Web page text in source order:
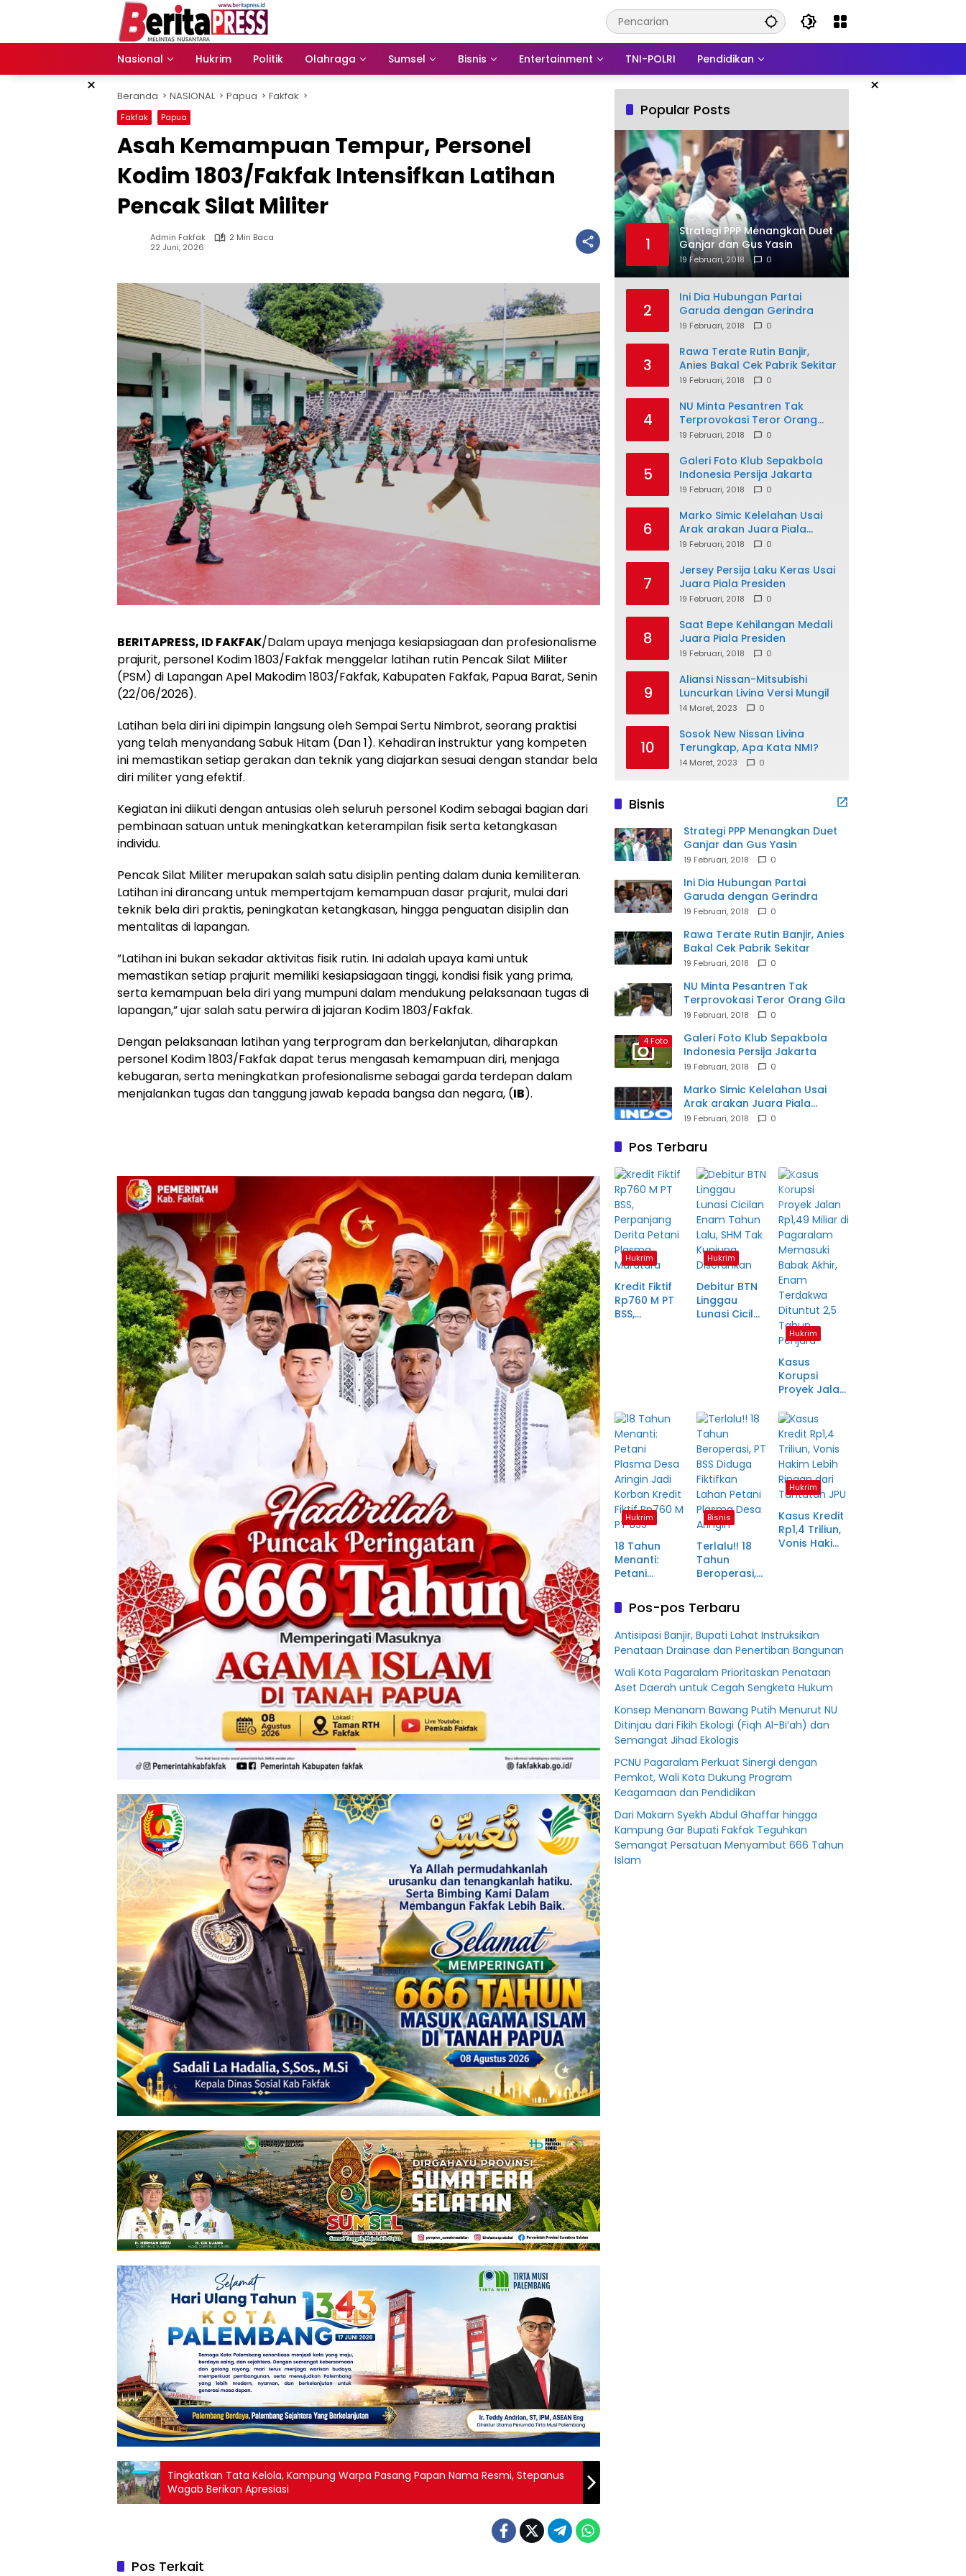
Nasional
Hukrim Politik Olahraga Sumsel Bisnis Entertainment TNI-POLRI Pendidikan
× ×
Beranda NASIONAL Papua Fakfak
Fakfak Papua
Asah Kemampuan Tempur, Personel
Kodim 1803/Fakfak Intensifkan Latihan
Pencak Silat Militer
Admin Fakfak
2 Min Baca
22 Juni, 2026
BERITAPRESS, ID FAKFAK/Dalam upaya menjaga kesiapsiagaan dan profesionalisme
prajurit, personel Kodim 1803/Fakfak menggelar latihan rutin Pencak Silat Militer
(PSM) di Lapangan Apel Makodim 1803/Fakfak, Kabupaten Fakfak, Papua Barat, Senin
(22/06/2026).
​Latihan bela diri ini dipimpin langsung oleh Sempai Sertu Nimbrot, seorang praktisi
yang telah menyandang Sabuk Hitam (Dan 1). Kehadiran instruktur yang kompeten
ini memastikan setiap gerakan dan teknik yang diajarkan sesuai dengan standar bela
diri militer yang efektif.
​Kegiatan ini diikuti dengan antusias oleh seluruh personel Kodim sebagai bagian dari
pembinaan satuan untuk meningkatkan keterampilan fisik serta ketangkasan
individu.
​Pencak Silat Militer merupakan salah satu disiplin penting dalam dunia kemiliteran.
Latihan ini dirancang untuk mempertajam kemampuan dasar prajurit, mulai dari
teknik bela diri praktis, peningkatan ketangkasan, hingga penguatan disiplin dan
mentalitas di lapangan.
​”Latihan ini bukan sekadar aktivitas fisik rutin. Ini adalah upaya kami untuk
memastikan setiap prajurit memiliki kesiapsiagaan tinggi, kondisi fisik yang prima,
serta kemampuan bela diri yang mumpuni dalam mendukung pelaksanaan tugas di
lapangan,” ujar salah satu perwira di jajaran Kodim 1803/Fakfak.
​Dengan pelaksanaan latihan yang terprogram dan berkelanjutan, diharapkan
personel Kodim 1803/Fakfak dapat terus mengasah kemampuan diri, menjaga
kebugaran, serta meningkatkan profesionalisme sebagai garda terdepan dalam
menjalankan tugas dan tanggung jawab kepada bangsa dan negara, (IB).
Tingkatkan Tata Kelola, Kampung Warpa Pasang Papan Nama Resmi, Stepanus
Wagab Berikan Apresiasi
Pos Terkait
Popular Posts
1
Strategi PPP Menangkan Duet
Ganjar dan Gus Yasin
19 Februari, 2018 0
2
Ini Dia Hubungan Partai
Garuda dengan Gerindra
19 Februari, 2018 0
3
Rawa Terate Rutin Banjir,
Anies Bakal Cek Pabrik Sekitar
19 Februari, 2018 0
4
NU Minta Pesantren Tak
Terprovokasi Teror Orang
Gila
19 Februari, 2018 0
5
Galeri Foto Klub Sepakbola
Indonesia Persija Jakarta
19 Februari, 2018 0
6
Marko Simic Kelelahan Usai
Arak arakan Juara Piala
Presiden
19 Februari, 2018 0
7
Jersey Persija Laku Keras Usai
Juara Piala Presiden
19 Februari, 2018 0
8
Saat Bepe Kehilangan Medali
Juara Piala Presiden
19 Februari, 2018 0
9
Aliansi Nissan-Mitsubishi
Luncurkan Livina Versi Mungil
14 Maret, 2023 0
10
Sosok New Nissan Livina
Terungkap, Apa Kata NMI?
14 Maret, 2023 0
Bisnis
Strategi PPP Menangkan Duet
Ganjar dan Gus Yasin
19 Februari, 2018 0
Ini Dia Hubungan Partai
Garuda dengan Gerindra
19 Februari, 2018 0
Rawa Terate Rutin Banjir, Anies
Bakal Cek Pabrik Sekitar
19 Februari, 2018 0
NU Minta Pesantren Tak
Terprovokasi Teror Orang Gila
19 Februari, 2018 0
4 Foto
Galeri Foto Klub Sepakbola
Indonesia Persija Jakarta
19 Februari, 2018 0
Marko Simic Kelelahan Usai
Arak arakan Juara Piala
Presiden
19 Februari, 2018 0
Pos Terbaru
Hukrim
Kredit Fiktif
Rp760 M PT
BSS,
Hukrim
Debitur BTN
Linggau
Lunasi Cicilan
Hukrim
Kasus
Korupsi
Proyek Jalan
di
Pagaralam
Memasuki
Babak Akhir,
Enam
Terdakwa
Dituntut 2,5
Tahun
Penjara
Hukrim
18 Tahun
Menanti:
Petani
Aringin Jadi
Korban
Kredit Fiktif
Rp760 M PT
BSS
Bisnis
Terlalu!! 18
Tahun
Beroperasi,
Diduga
Fiktifkan
Lahan Petani
Plasma Desa
Aringin
Hukrim
Kasus Kredit
Rp1,4 Triliun,
Vonis Hakim
Pos-pos Terbaru
Antisipasi Banjir, Bupati Lahat Instruksikan
Penataan Drainase dan Penertiban Bangunan
Wali Kota Pagaralam Prioritaskan Penataan
Aset Daerah untuk Cegah Sengketa Hukum
Konsep Menanam Bawang Putih Menurut NU
Ditinjau dari Fikih Ekologi (Fiqh Al-Bi’ah) dan
Semangat Jihad Ekologis
PCNU Pagaralam Perkuat Sinergi dengan
Pemkot, Wali Kota Dukung Program
Keagamaan dan Pendidikan
Dari Makam Syekh Abdul Ghaffar hingga
Kampung Gar Bupati Fakfak Teguhkan
Semangat Persatuan Menyambut 666 Tahun
Islam